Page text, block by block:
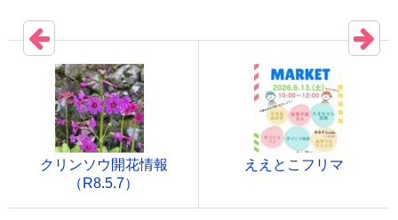
クリンソウ開花情報
（R8.5.7）
ええとこフリマ